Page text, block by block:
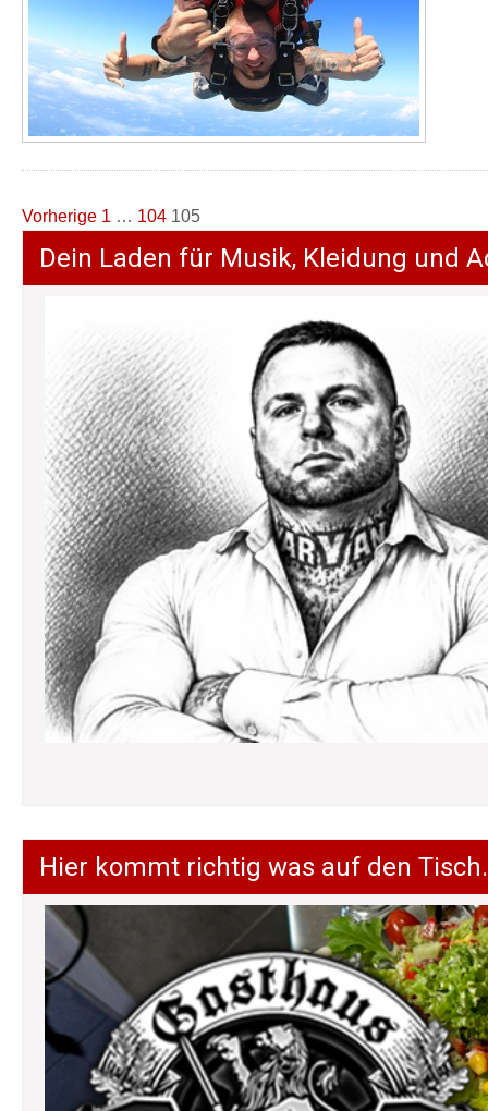
Seitennummerierung
der
Beiträge
Vorherige 1 … 104 105
Dein Laden für Musik, Kleidung und
Hier kommt richtig was auf den Tisch.